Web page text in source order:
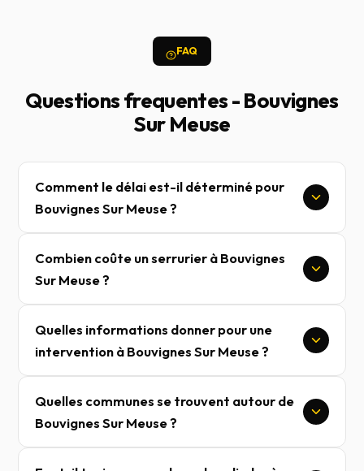
FAQ
Questions frequentes - Bouvignes
Sur Meuse
Comment le délai est-il déterminé pour
Bouvignes Sur Meuse ?
Combien coûte un serrurier à Bouvignes
Sur Meuse ?
Quelles informations donner pour une
intervention à Bouvignes Sur Meuse ?
Quelles communes se trouvent autour de
Bouvignes Sur Meuse ?